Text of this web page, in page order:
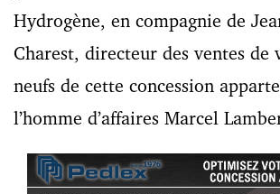
Hydrogène, en compagnie de
Charest, directeur des ventes de
neufs de cette concession
l’homme d’affaires Marcel